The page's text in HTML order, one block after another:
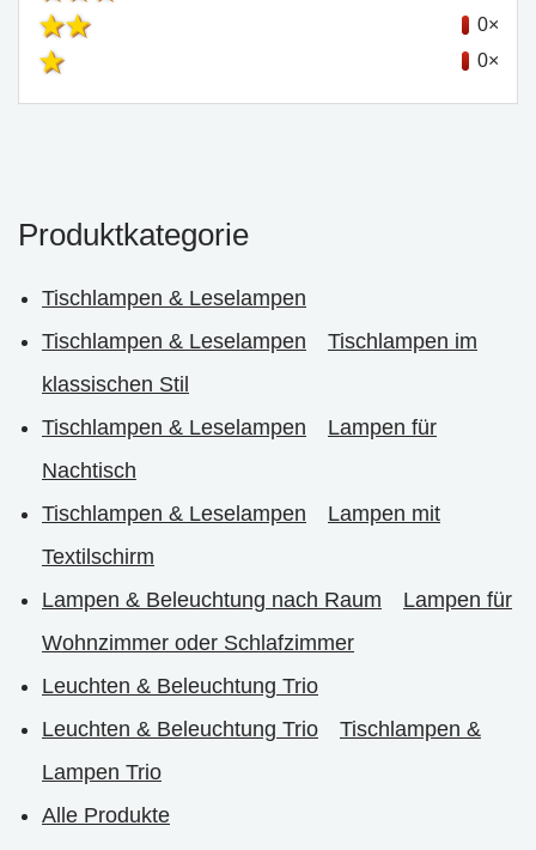
0×
0×
Produktkategorie
Tischlampen & Leselampen
Tischlampen & Leselampen
Tischlampen im
klassischen Stil
Tischlampen & Leselampen
Lampen für
Nachtisch
Tischlampen & Leselampen
Lampen mit
Textilschirm
Lampen & Beleuchtung nach Raum
Lampen für
Wohnzimmer oder Schlafzimmer
Leuchten & Beleuchtung Trio
Leuchten & Beleuchtung Trio
Tischlampen &
Lampen Trio
Alle Produkte